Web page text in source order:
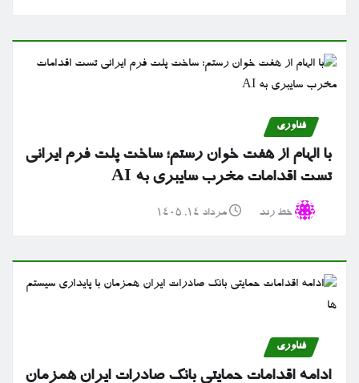
فناوری
با الهام از هفت خوان رستم؛ ساخت پلت فرم ایرانی
تست اقدامات مخرب سایبری به AI
خط رند مرداد ۱۴, ۱۴۰۵
فناوری
ادامه اقدامات حمایتی بانک صادرات ایران همزمان